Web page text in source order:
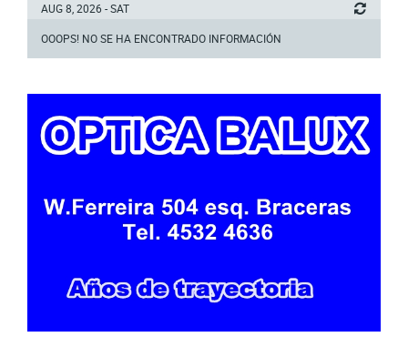
AUG 8, 2026 - SAT
OOOPS! NO SE HA ENCONTRADO INFORMACIÓN